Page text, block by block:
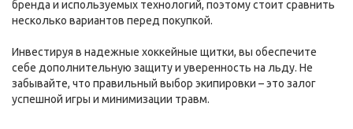
бренда и используемых технологий, поэтому стоит сравнить
несколько вариантов перед покупкой.
Инвестируя в надежные хоккейные щитки, вы обеспечите
себе дополнительную защиту и уверенность на льду. Не
забывайте, что правильный выбор экипировки – это залог
успешной игры и минимизации травм.